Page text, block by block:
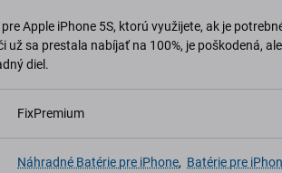
Apple iPhone 5S, ktorú využijete, ak je
už sa prestala nabíjať na 100%, je poškodená,
diel.
FixPremium
Náhradné Batérie pre iPhone, Batérie pre